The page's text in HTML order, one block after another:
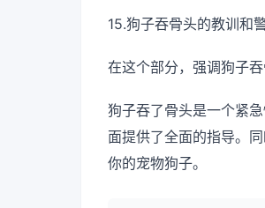
15.狗子吞骨头的教训和
在这个部分，强调狗子
狗子吞了骨头是一个紧
面提供了全面的指导。
你的宠物狗子。